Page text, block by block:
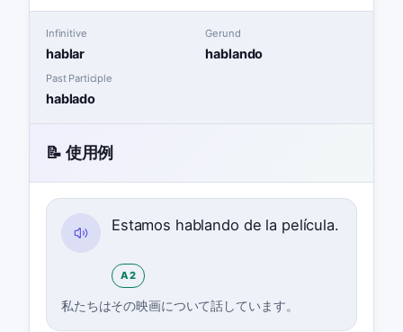
Infinitive
hablar
Gerund
hablando
Past Participle
hablado
📝 使用例
Estamos hablando de la película.
A2
私たちはその映画について話しています。